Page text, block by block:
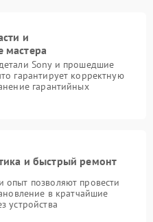
и
мастера
Sony и прошедшие
гарантирует корректную
гарантийных
и быстрый ремонт
позволяют провести
в кратчайшие
устройства